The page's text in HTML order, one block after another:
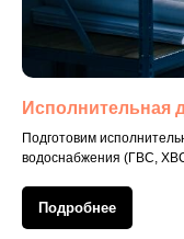
Исполнительная
Подготовим
водоснабжения (ГВС,
Подробнее